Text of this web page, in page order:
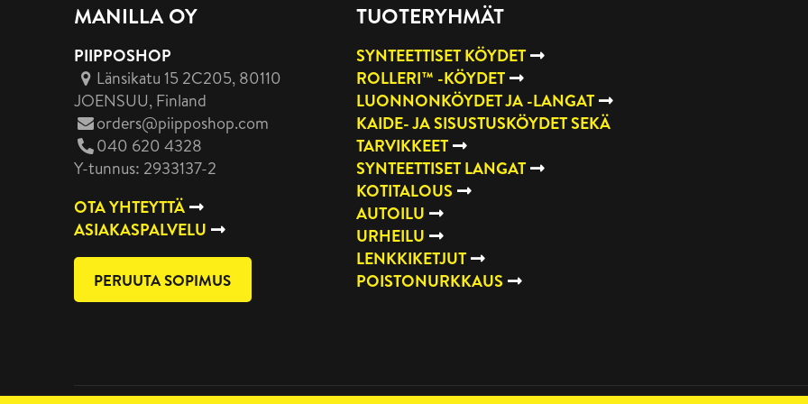
MANILLA OY
PIIPPOSHOP
Länsikatu 15 2C205, 80110
JOENSUU, Finland
orders@piipposhop.com
040 620 4328
Y-tunnus: 2933137-2
OTA YHTEYTTÄ
ASIAKASPALVELU
PERUUTA SOPIMUS
TUOTERYHMÄT
SYNTEETTISET KÖYDET
ROLLERI™ -KÖYDET
LUONNONKÖYDET JA -LANGAT
KAIDE- JA SISUSTUSKÖYDET SEKÄ
TARVIKKEET
SYNTEETTISET LANGAT
KOTITALOUS
AUTOILU
URHEILU
LENKKIKETJUT
POISTONURKKAUS